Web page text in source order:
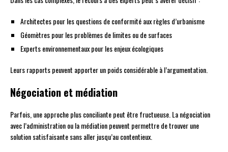
Architectes pour les questions de conformité aux règles d’urbanisme
Géomètres pour les problèmes de limites ou de surfaces
Experts environnementaux pour les enjeux écologiques
Leurs rapports peuvent apporter un poids considérable à l’argumentation.
Négociation et médiation
Parfois, une approche plus conciliante peut être fructueuse. La négociation
avec l’administration ou la médiation peuvent permettre de trouver une
solution satisfaisante sans aller jusqu’au contentieux.